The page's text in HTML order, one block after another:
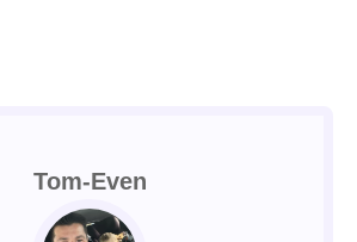
Tom-Even